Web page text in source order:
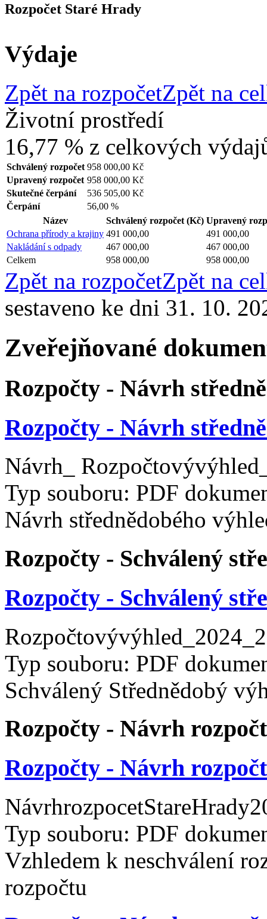
Rozpočet Staré Hrady
Výdaje
Zpět na rozpočetZpět na
Životní prostředí
16,77 % z celkových
Schválený rozpočet 958 000,00 Kč
Upravený rozpočet 958 000,00 Kč
Skutečné čerpání
536 505,00 Kč
Čerpání
56,00 %
Název
Schválený rozpočet (Kč) Upravený
Ochrana přírody a krajiny 491 000,00
491 000,00
Nakládání s odpady
467 000,00
467 000,00
Celkem
958 000,00 958 000,00
Zpět na rozpočetZpět na
sestaveno ke dni 31. 10.
Zveřejňované
Rozpočty - Návrh
Rozpočty - Návrh
Návrh_
Typ souboru: PDF
Návrh střednědobého
Rozpočty - Schválený
Rozpočty - Schválený
Typ souboru: PDF
Schválený Střednědobý
Rozpočty - Návrh
Rozpočty - Návrh
Typ souboru: PDF
Vzhledem k neschválení
rozpočtu